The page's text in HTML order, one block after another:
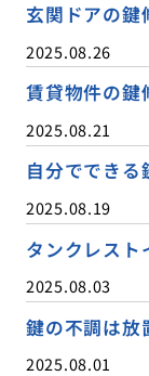
玄関ドアの鍵
2025.08.26
賃貸物件の鍵
2025.08.21
自分でできる
2025.08.19
タンクレスト
2025.08.03
鍵の不調は放
2025.08.01